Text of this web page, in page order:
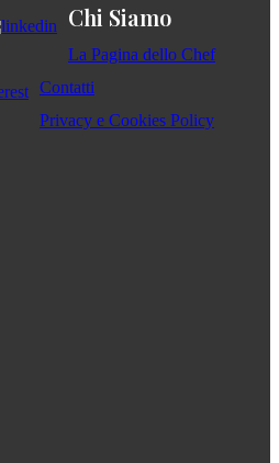
Chi Siamo
La Pagina dello Chef
Contatti
Privacy e Cookies Policy